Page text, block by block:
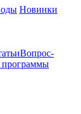
Новинки
Вопрос-